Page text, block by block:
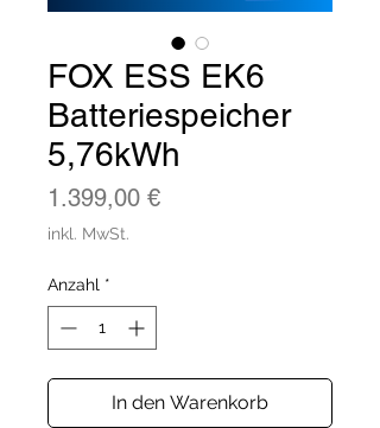
FOX ESS EK6
Batteriespeicher
5,76kWh
1.399,00 €Preis
inkl. MwSt.
Anzahl *
In den Warenkorb